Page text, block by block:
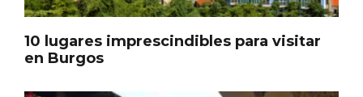
10 lugares imprescindibles para visitar
en Burgos